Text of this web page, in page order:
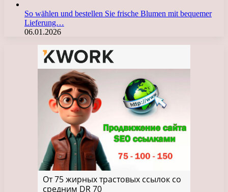
So wählen und bestellen Sie frische Blumen mit bequemer
Lieferung…
06.01.2026